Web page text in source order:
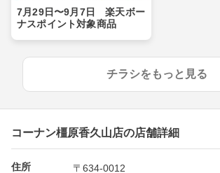
7月29日〜9月7日 楽天ボー
ナスポイント対象商品
チラシをもっと見る
コーナン橿原香久山店の店舗詳細
住所
〒634-0012